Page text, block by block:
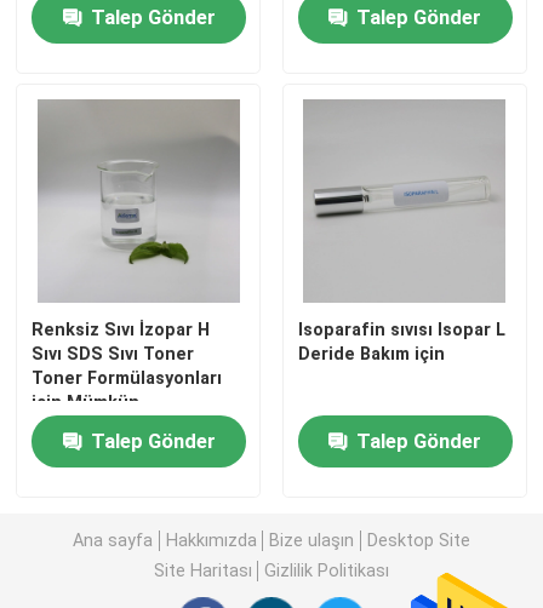
Isopar M Sıvısı
Hidrokarbon Çözücü
C13 14 izoparafin
Talep Gönder Talep Gönder
Renksiz Sıvı İzopar H
Sıvı SDS Sıvı Toner
Toner Formülasyonları
için Mümkün
Talep Gönder
Isoparafin sıvısı Isopar L
Deride Bakım için
Talep Gönder
Ana sayfa Hakkımızda Bize ulaşın
Desktop Site
Site Haritası
Gizlilik Politikası